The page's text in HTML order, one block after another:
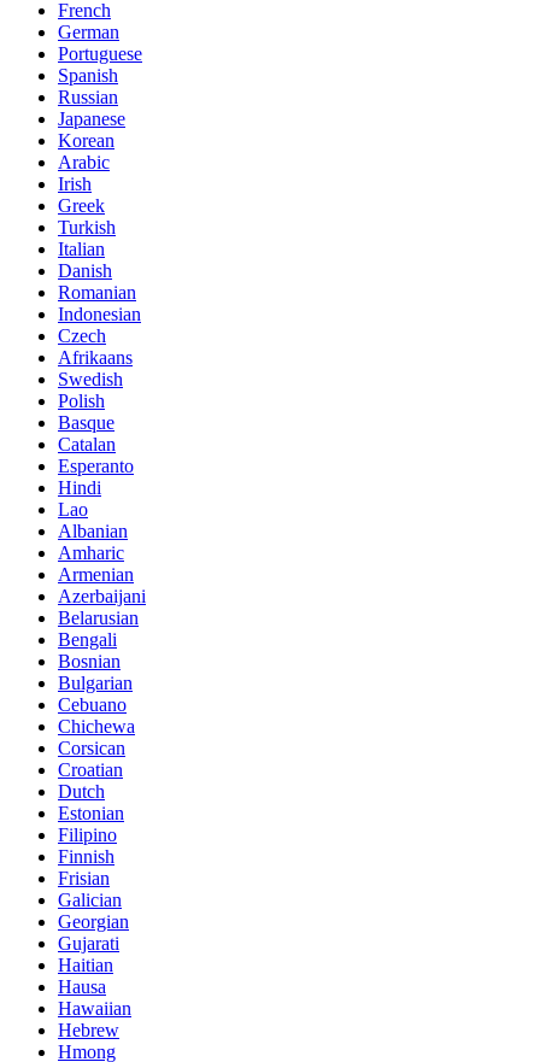
French
German
Portuguese
Spanish
Russian
Japanese
Korean
Arabic
Irish
Greek
Turkish
Italian
Danish
Romanian
Indonesian
Czech
Afrikaans
Swedish
Polish
Basque
Catalan
Esperanto
Hindi
Lao
Albanian
Amharic
Armenian
Azerbaijani
Belarusian
Bengali
Bosnian
Bulgarian
Cebuano
Chichewa
Corsican
Croatian
Dutch
Estonian
Filipino
Finnish
Frisian
Galician
Georgian
Gujarati
Haitian
Hausa
Hawaiian
Hebrew
Hmong